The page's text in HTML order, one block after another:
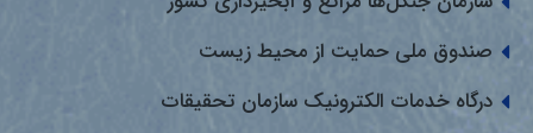
صندوق ملی حمایت از محیط زیست
درگاه خدمات الکترونیک سازمان تحقیقات